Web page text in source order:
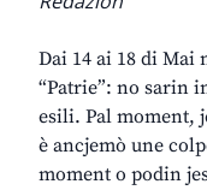
Dai 14 ai 18 di
“Patrie”: no sarin
esili. Pal moment,
è ancjemò une
moment o podin